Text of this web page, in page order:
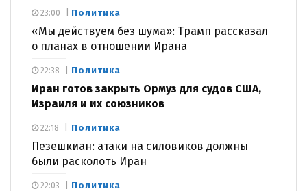
Политика
«Мы действуем без шума»: Трамп рассказал
о планах в отношении Ирана
23:00
Политика
Иран готов закрыть Ормуз для судов США,
Израиля и их союзников
22:38
Политика
Пезешкиан: атаки на силовиков должны
были расколоть Иран
22:18
Политика
22:03